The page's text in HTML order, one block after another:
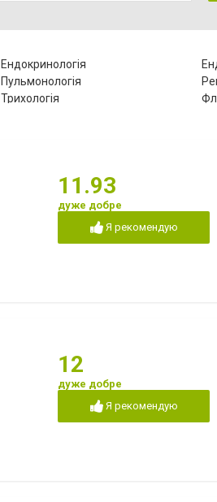
Ендокринологія
Пульмонологія
Трихологія
11.93
дуже добре
Я рекомендую
12
дуже добре
Я рекомендую